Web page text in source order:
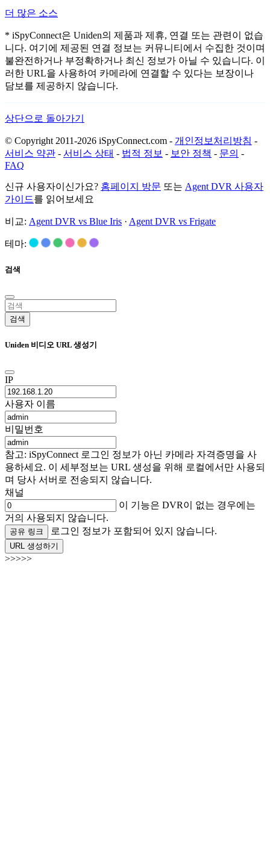
더 많은 소스
* iSpyConnect은 Uniden의 제품과 제휴, 연결 또는 관련이 없습
니다. 여기에 제공된 연결 정보는 커뮤니티에서 수집한 것이며
불완전하거나 부정확하거나 최신 정보가 아닐 수 있습니다. 이
러한 URL을 사용하여 카메라에 연결할 수 있다는 보장이나
담보를 제공하지 않습니다.
상단으로 돌아가기
© Copyright 2011-2026 iSpyConnect.com - 개인정보처리방침 -
서비스 약관 - 서비스 상태 - 법적 정보 - 보안 정책 - 문의 -
FAQ
신규 사용자이신가요? 홈페이지 방문 또는 Agent DVR 사용자
가이드를 읽어보세요
비교: Agent DVR vs Blue Iris · Agent DVR vs Frigate
테마:
검색
검색
Uniden 비디오 URL 생성기
IP
사용자 이름
비밀번호
참고: iSpyConnect 로그인 정보가 아닌 카메라 자격증명을 사
용하세요. 이 세부정보는 URL 생성을 위해 로컬에서만 사용되
며 당사 서버로 전송되지 않습니다.
채널
이 기능은 DVR이 없는 경우에는
거의 사용되지 않습니다.
공유 링크 로그인 정보가 포함되어 있지 않습니다.
URL 생성하기
>>>>>